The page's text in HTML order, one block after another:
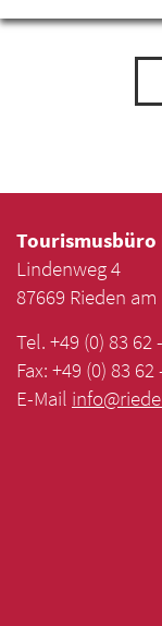
Tourismusbüro
Lindenweg 4
87669 Rieden
Tel. +49 (0) 83 62
Fax: +49 (0) 83 62
E-Mail info@